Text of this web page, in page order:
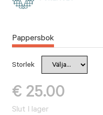
Pappersbok
Storlek
€ 25.00
Slut I lager